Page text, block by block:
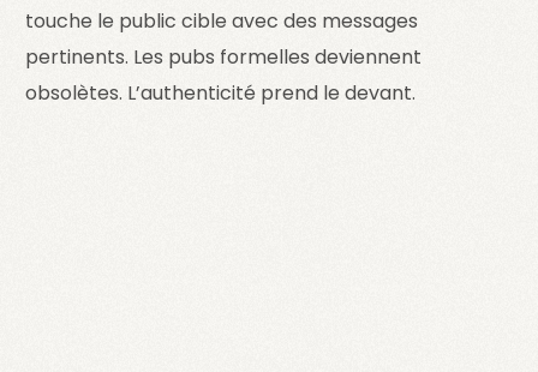
touche le public cible avec des messages
pertinents. Les pubs formelles deviennent
obsolètes. L’authenticité prend le devant.